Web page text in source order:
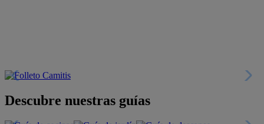
Descubre nuestras guías